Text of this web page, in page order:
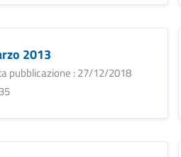
2013
pubblicazione : 27/12/2018